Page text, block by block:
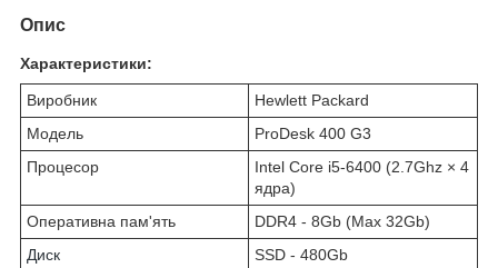
Опис
Характеристики:
Виробник
Hewlett Packard
Модель
ProDesk 400 G3
Процесор
Intel Core i5-6400 (2.7Ghz × 4
ядра)
Оперативна пам'ять
DDR4 - 8Gb (Max 32Gb)
Диск
SSD - 480Gb